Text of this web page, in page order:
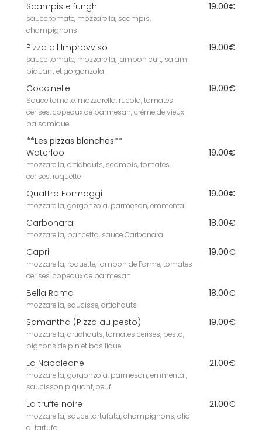
Scampis e funghi
sauce tomate, mozzarella, scampis,
champignons
19.00€
Pizza all Improvviso
sauce tomate, mozzarella, jambon cuit, salami
piquant et gorgonzola
19.00€
Coccinelle
Sauce tomate, mozzarella, rucola, tomates
cerises, copeaux de parmesan, crème de vieux
balsamique
19.00€
**Les pizzas blanches**
Waterloo
mozzarella, artichauts, scampis, tomates
cerises, roquette
19.00€
Quattro Formaggi
mozzarella, gorgonzola, parmesan, emmental
19.00€
Carbonara
mozzarella, pancetta, sauce Carbonara
18.00€
Capri
mozzarella, roquette, jambon de Parme, tomates
cerises, copeaux de parmesan
19.00€
Bella Roma
mozzarella, saucisse, artichauts
18.00€
Samantha (Pizza au pesto)
mozzarella, artichauts, tomates cerises, pesto,
pignons de pin et basilique
19.00€
La Napoleone
mozzarella, gorgonzola, parmesan, emmental,
saucisson piquant, oeuf
21.00€
La truffe noire
mozzarella, sauce tartufata, champignons, olio
al tartufo
21.00€